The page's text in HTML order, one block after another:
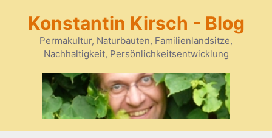
springen
Konstantin Kirsch - Blog
Permakultur, Naturbauten, Familienlandsitze,
Nachhaltigkeit, Persönlichkeitsentwicklung